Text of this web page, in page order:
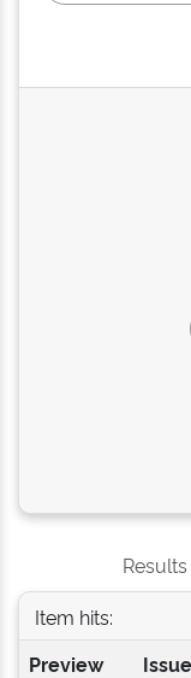
Item hits:
Preview
Issue